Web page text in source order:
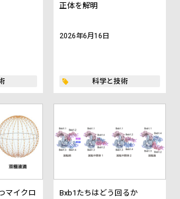
正体を解明
2026年6月16日
科学と技術
マイクロ
Bxb1たちはどう回るか